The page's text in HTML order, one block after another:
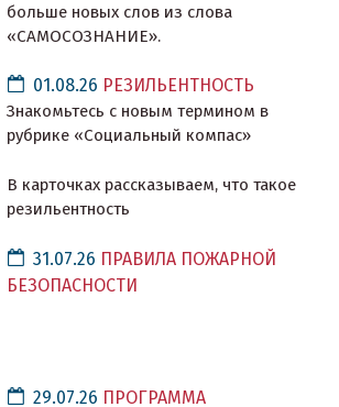
больше новых слов из слова
«САМОСОЗНАНИЕ».
01.08.26 РЕЗИЛЬЕНТНОСТЬ
Знакомьтесь с новым термином в
рубрике «Социальный компас»
В карточках рассказываем, что такое
резильентность
31.07.26 ПРАВИЛА ПОЖАРНОЙ
БЕЗОПАСНОСТИ
29.07.26 ПРОГРАММА